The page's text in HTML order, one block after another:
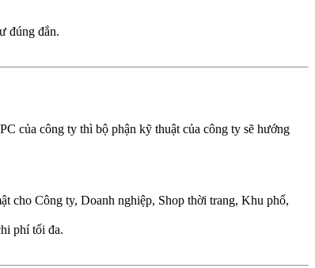
đúng đắn.
của công ty thì bộ phận kỹ thuật của công ty sẽ hướng
cho Công ty, Doanh nghiệp, Shop thời trang, Khu phố,
phí tối đa.